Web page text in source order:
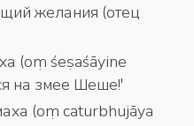
желания (отец
(oṃ śeṣaśāyine
на змее Шеше!'
(oṃ caturbhujāya